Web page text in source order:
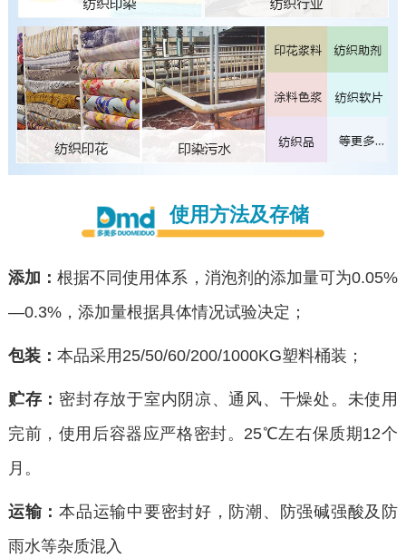
使用方法及存储
添加：根据不同使用体系，消泡剂的添加量可为0.05%
—0.3%，添加量根据具体情况试验决定；
包装： 本品采用25/50/60/200/1000KG塑料桶装；
贮存： 密封存放于室内阴凉、通风、干燥处。未使用
完前，使用后容器应严格密封。25℃左右保质期12个
月。
运输：本品运输中要密封好，防潮、防强碱强酸及防
雨水等杂质混入